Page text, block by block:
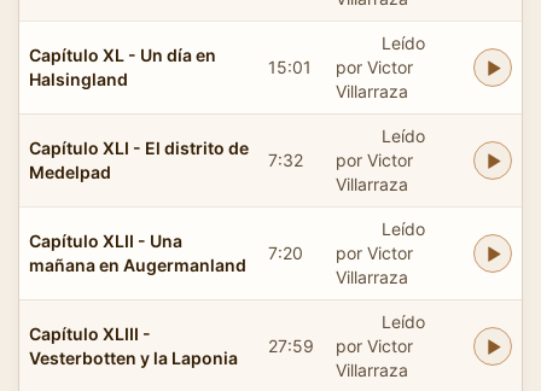
Capítulo XL - Un día en
Halsingland
15:01
Leído
por Victor
Villarraza
Capítulo XLI - El distrito de
Medelpad
7:32
Leído
por Victor
Villarraza
Capítulo XLII - Una
mañana en Augermanland
7:20
Leído
por Victor
Villarraza
Capítulo XLIII -
Vesterbotten y la Laponia
27:59
Leído
por Victor
Villarraza